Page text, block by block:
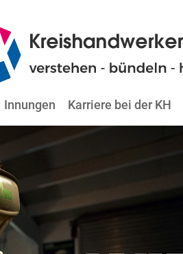
Innungen Karriere bei der KH